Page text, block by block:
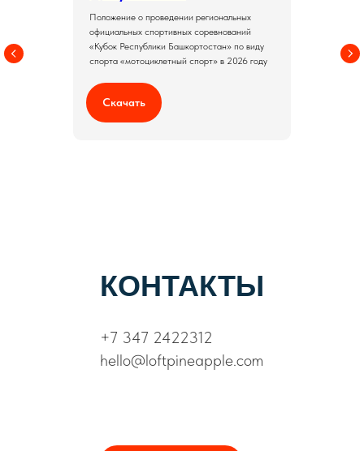
Положение о проведении региональных
официальных спортивных соревнований
«Кубок Республики Башкортостан» по виду
спорта «мотоциклетный спорт» в 2026 году
Скачать
КОНТАКТЫ
+7 347 2422312
hello@loftpineapple.com